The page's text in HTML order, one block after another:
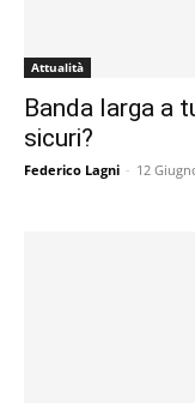
Attualità
Banda larga a
sicuri?
Federico Lagni - 12